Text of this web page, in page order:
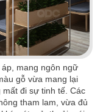
mang ngôn ngữ
gỗ vừa mang lại
đi sự tinh tế. Các
tham lam, vừa đủ